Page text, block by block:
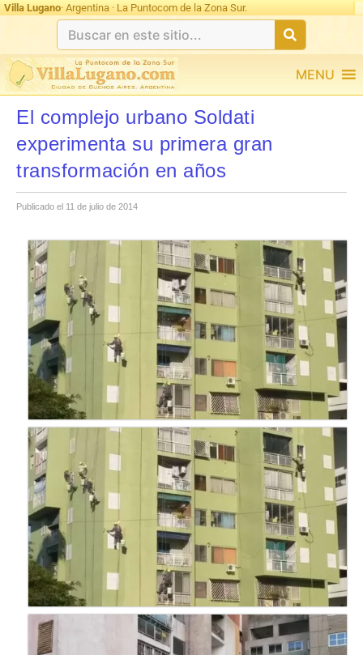
Villa Lugano· Argentina · La Puntocom de la Zona Sur.
MENU
El complejo urbano Soldati
experimenta su primera gran
transformación en años
Publicado el 11 de julio de 2014